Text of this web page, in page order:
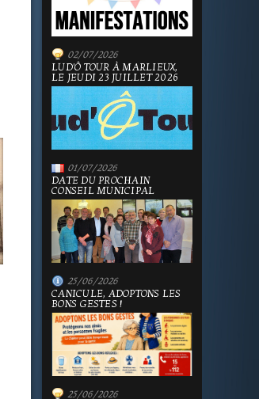
02/07/2026
LUD'Ô TOUR À MARLIEUX,
LE JEUDI 23 JUILLET 2026
01/07/2026
DATE DU PROCHAIN
CONSEIL MUNICIPAL
25/06/2026
CANICULE, ADOPTONS LES
BONS GESTES !
25/06/2026